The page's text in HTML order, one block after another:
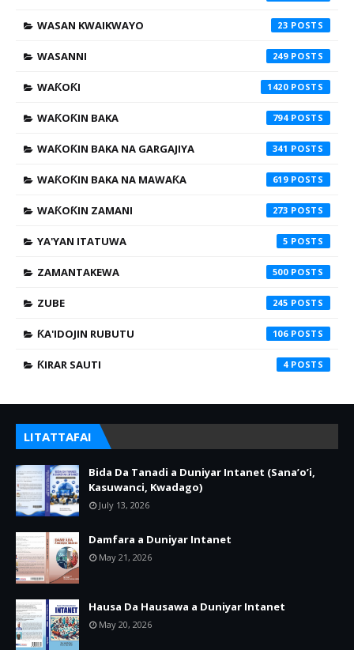
WASAN KWAIKWAYO 23
WASANNI 249
WAƘOƘI 1420
WAƘOƘIN BAKA 794
WAƘOƘIN BAKA NA GARGAJIYA 341
WAƘOƘIN BAKA NA MAWAƘA 619
WAƘOƘIN ZAMANI 273
YA'YAN ITATUWA 5
ZAMANTAKEWA 500
ZUBE 245
ƘA'IDOJIN RUBUTU 106
ƘIRAR SAUTI 4
LITATTAFAI
Bida Da Tanadi a Duniyar Intanet (Sana’o’i,
Kasuwanci, Kwadago)
July 13, 2026
Damfara a Duniyar Intanet
May 21, 2026
Hausa Da Hausawa a Duniyar Intanet
May 20, 2026